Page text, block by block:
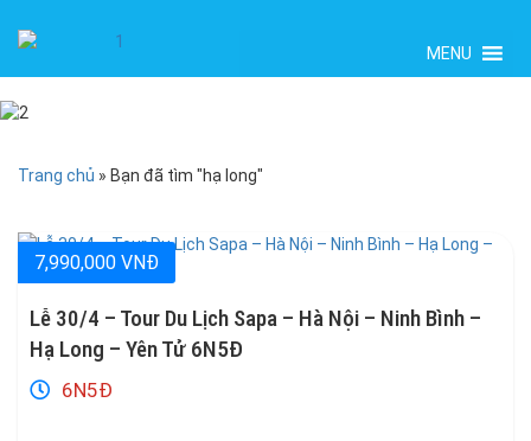
MENU
Trang chủ » Bạn đã tìm "hạ long"
Lễ 30/4 – Tour Du Lịch Sapa – Hà Nội – Ninh Bình –
Hạ Long – Yên Tử 6N5Đ
7,990,000 VNĐ
6N5Đ